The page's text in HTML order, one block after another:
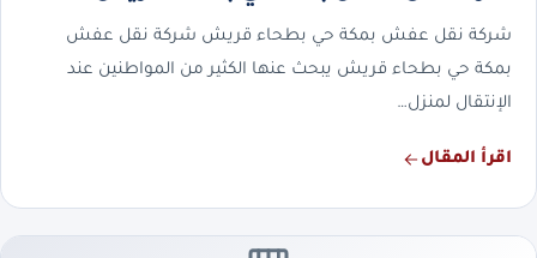
شركة نقل عفش بمكة حي بطحاء قريش شركة نقل عفش
بمكة حي بطحاء قريش يبحث عنها الكثير من المواطنين عند
الإنتقال لمنزل…
اقرأ المقال